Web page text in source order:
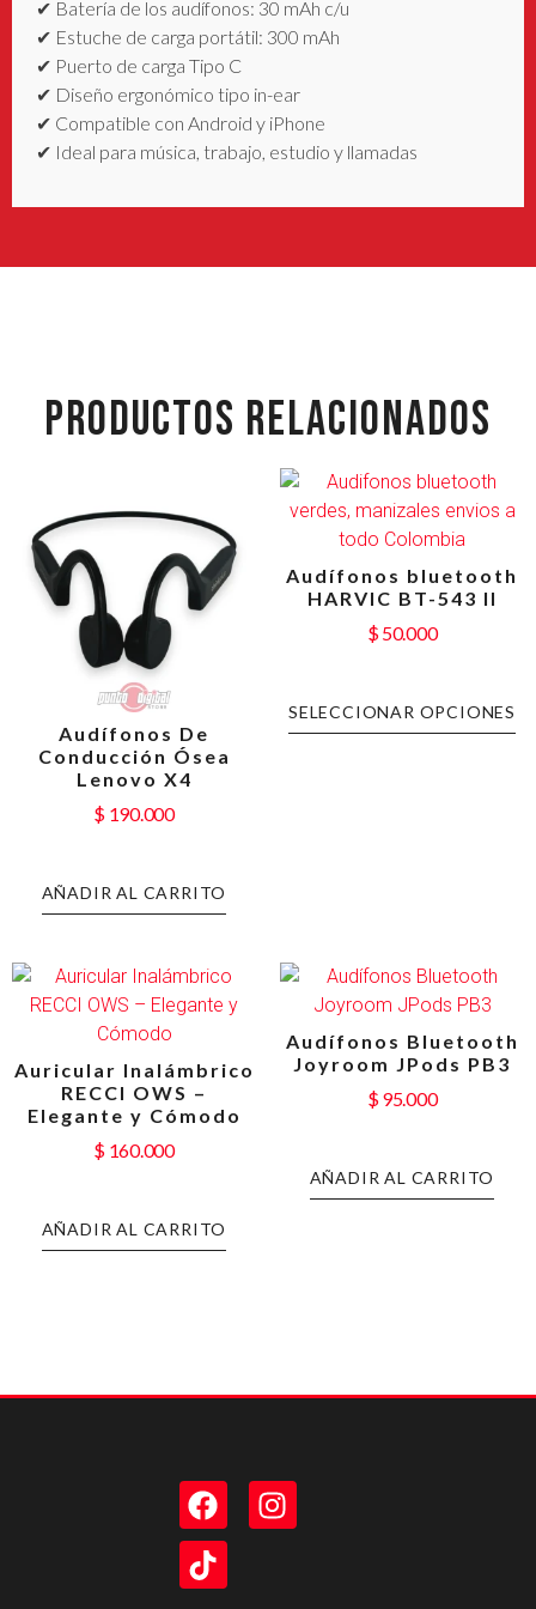
✔ Batería de los audífonos: 30 mAh c/u
✔ Estuche de carga portátil: 300 mAh
✔ Puerto de carga Tipo C
✔ Diseño ergonómico tipo in-ear
✔ Compatible con Android y iPhone
✔ Ideal para música, trabajo, estudio y llamadas
PRODUCTOS RELACIONADOS
Audífonos De
Conducción Ósea
Lenovo X4
$ 190.000
AÑADIR AL CARRITO
Audífonos bluetooth
HARVIC BT-543 II
$50.000
SELECCIONAR OPCIONES
Auricular Inalámbrico
RECCI OWS –
Elegante y Cómodo
$ 160.000
AÑADIR AL CARRITO
Audífonos Bluetooth
Joyroom JPods PB3
$95.000
AÑADIR AL CARRITO